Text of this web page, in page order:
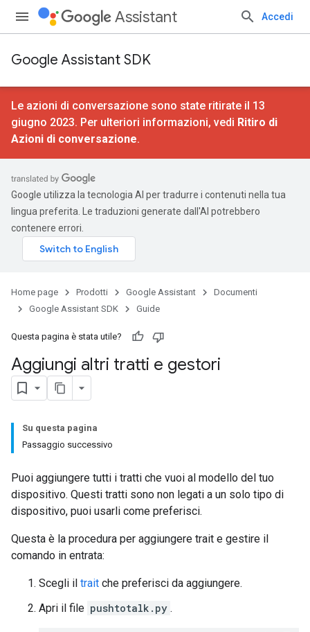
Assistant Accedi
Google Assistant SDK
Le azioni di conversazione sono state ritirate il 13
giugno 2023. Per ulteriori informazioni, vedi Ritiro di
Azioni di conversazione.
Google utilizza la tecnologia AI per tradurre i contenuti nella tua
lingua preferita. Le traduzioni generate dall'AI potrebbero
contenere errori.
Home page Prodotti Google Assistant
Documenti
Google Assistant SDK
Guide
Questa pagina è stata utile?
Aggiungi altri tratti e gestori
Su questa pagina
Passaggio successivo
Puoi aggiungere tutti i tratti che vuoi al modello del tuo
dispositivo. Questi tratti sono non legati a un solo tipo di
dispositivo, puoi usarli come preferisci.
Questa è la procedura per aggiungere trait e gestire il
comando in entrata:
Scegli il trait che preferisci da aggiungere.
Apri il file pushtotalk.py .